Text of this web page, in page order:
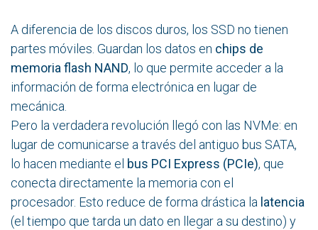
A diferencia de los discos duros, los SSD no tienen
partes móviles. Guardan los datos en chips de
memoria flash NAND, lo que permite acceder a la
información de forma electrónica en lugar de
mecánica.
Pero la verdadera revolución llegó con las NVMe: en
lugar de comunicarse a través del antiguo bus SATA,
lo hacen mediante el bus PCI Express (PCIe), que
conecta directamente la memoria con el
procesador. Esto reduce de forma drástica la latencia
(el tiempo que tarda un dato en llegar a su destino) y